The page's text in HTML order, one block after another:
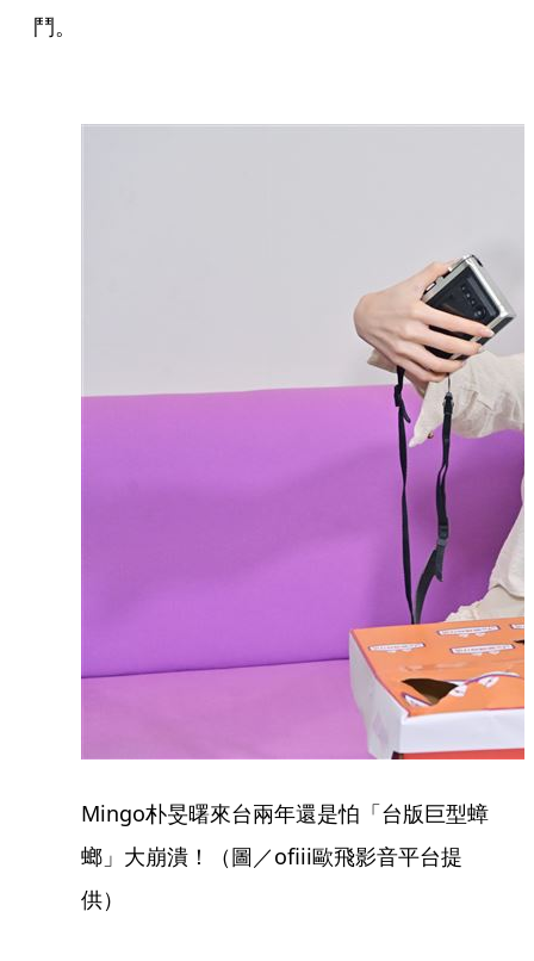
鬥。
Mingo朴旻曙來台兩年還是怕「台版巨型蟑
螂」大崩潰！（圖／ofiii歐飛影音平台提
供）